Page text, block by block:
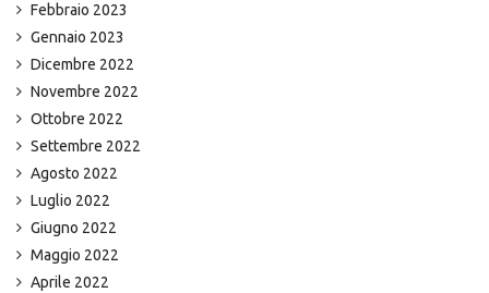
Febbraio 2023
Gennaio 2023
Dicembre 2022
Novembre 2022
Ottobre 2022
Settembre 2022
Agosto 2022
Luglio 2022
Giugno 2022
Maggio 2022
Aprile 2022